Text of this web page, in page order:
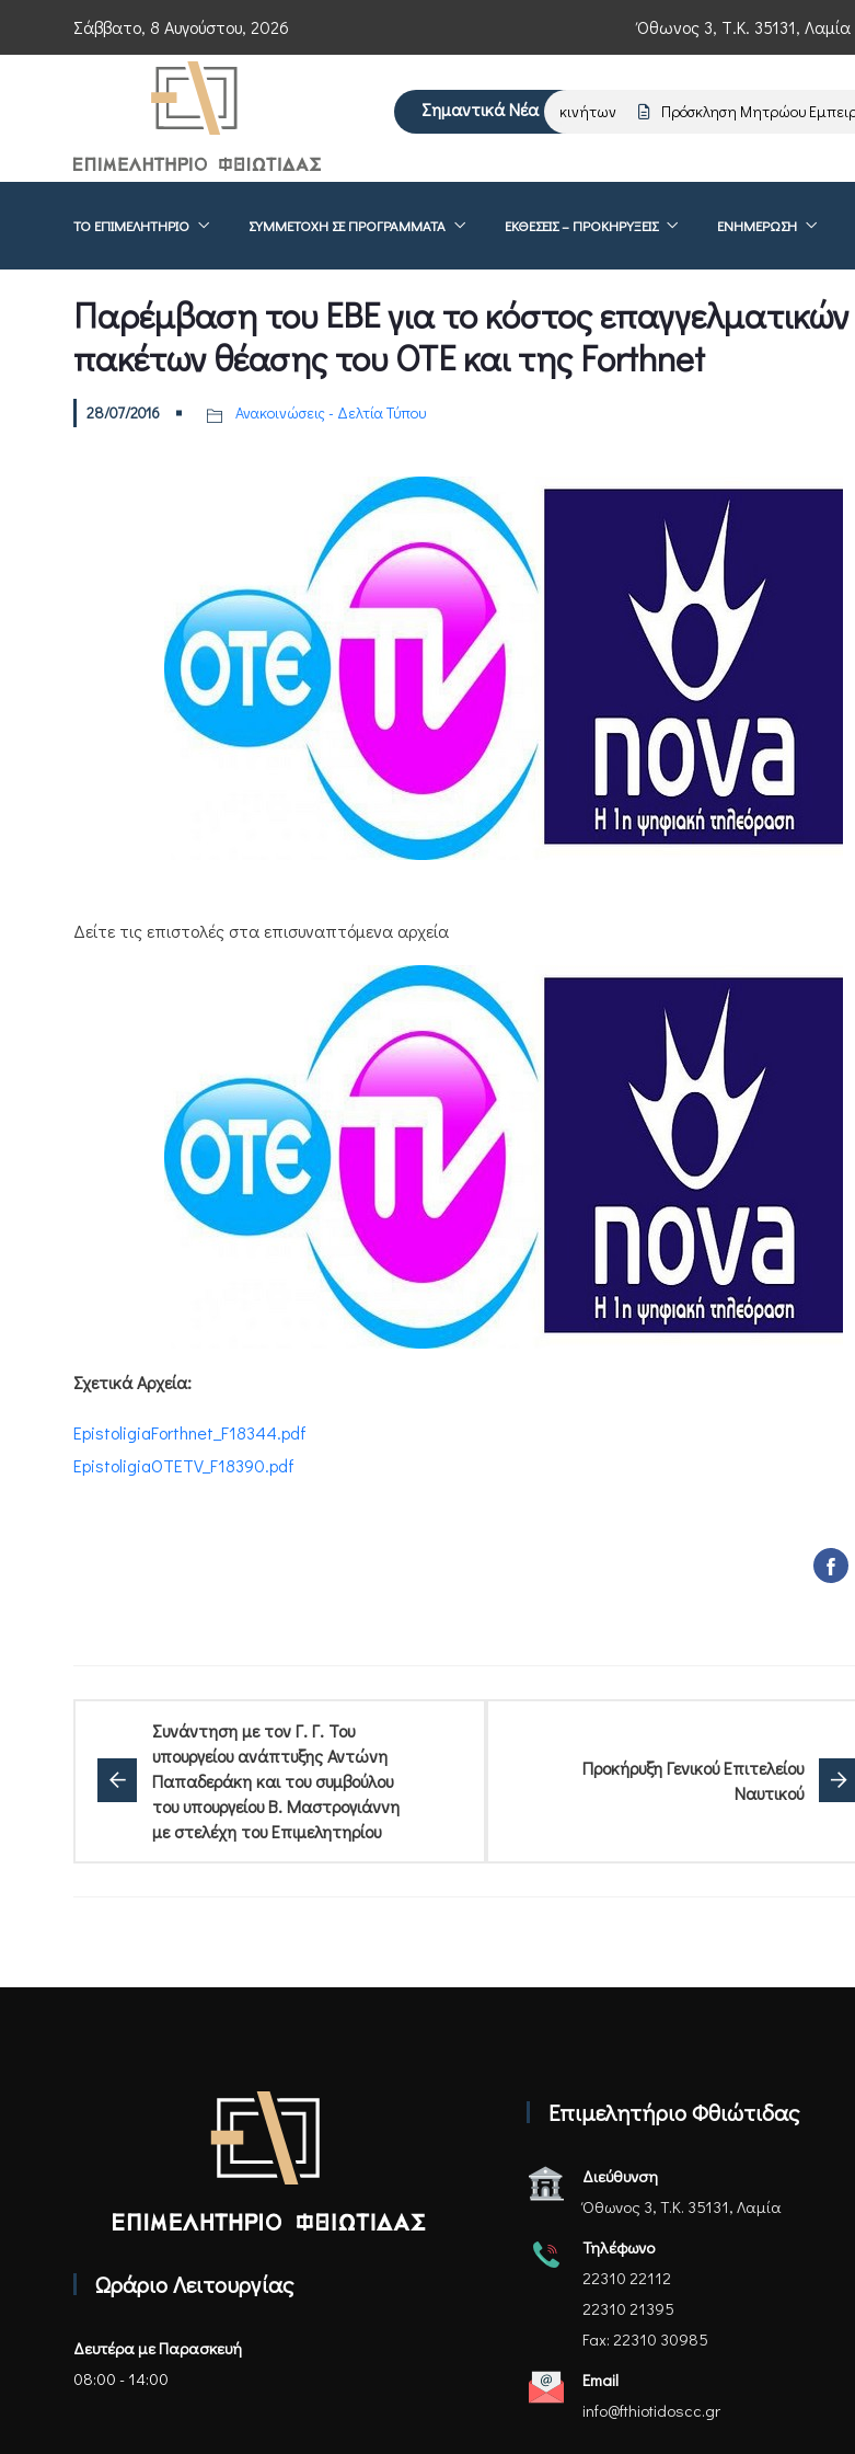
Σάββατο, 8 Αυγούστου, 2026 Όθωνος 3, Τ.Κ. 35131, Λαμία
Σημαντικά Νέα
Επείγουσα ενημέρωση προς τους μεσίτες ακινήτων Πρόσκληση Μητρώου
ΤΟ ΕΠΙΜΕΛΗΤΉΡΙΟ ΣΥΜΜΕΤΟΧΉ ΣΕ ΠΡΟΓΡΆΜΜΑΤΑ ΕΚΘΕΣΕΙΣ – ΠΡΟΚΗΡΥΞΕΙΣ ΕΝΗΜΈΡΩΣΗ
Παρέμβαση του ΕΒΕ για το κόστος επαγγελματικών
πακέτων θέασης του ΟΤΕ και της Forthnet
28/07/2016 Ανακοινώσεις - Δελτία Τύπου
Δείτε τις επιστολές στα επισυναπτόμενα αρχεία
Σχετικά Αρχεία:
EpistoligiaForthnet_F18344.pdf
EpistoligiaOTETV_F18390.pdf
Συνάντηση με τον Γ. Γ. Του
υπουργείου ανάπτυξης Αντώνη
Παπαδεράκη και του συμβούλου
του υπουργείου Β. Μαστρογιάννη
με στελέχη του Επιμελητηρίου
Προκήρυξη Γενικού Επιτελείου
Ναυτικού
Ωράριο Λειτουργίας
Δευτέρα με Παρασκευή
08:00 - 14:00
Επιμελητήριο Φθιώτιδας
Διεύθυνση
Όθωνος 3, Τ.Κ. 35131, Λαμία
Τηλέφωνο
22310 22112
22310 21395
Fax: 22310 30985
Email
info@fthiotidoscc.gr